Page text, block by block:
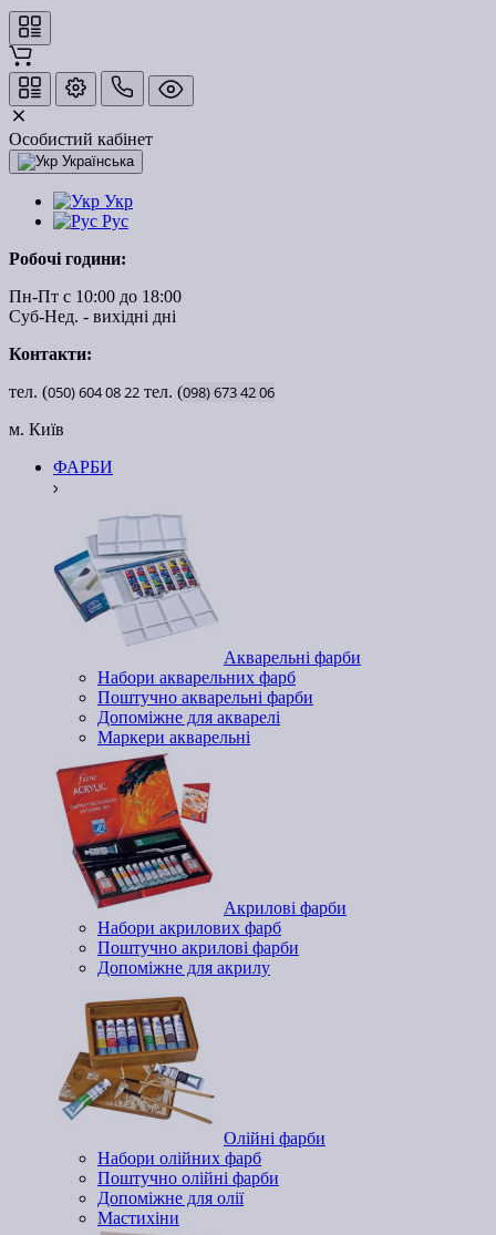
Особистий кабінет
Українська
Укр
Рус
Робочі години:
Пн-Пт с 10:00 до 18:00
Суб-Нед. - вихідні дні
Контакти:
тел. (050)6040822 тел. (098)6734206
м. Київ
ФАРБИ
Акварельні фарби
Набори акварельних фарб
Поштучно акварельні фарби
Допоміжне для акварелі
Маркери акварельні
Акрилові фарби
Набори акрилових фарб
Поштучно акрилові фарби
Допоміжне для акрилу
Олійні фарби
Набори олійних фарб
Поштучно олійні фарби
Допоміжне для олії
Мастихіни